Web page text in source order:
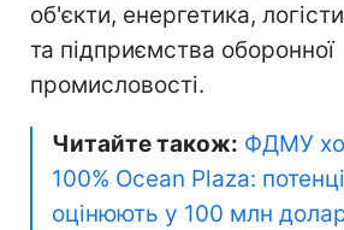
об'єкти, енергетика,
та підприємства оборонної
промисловості.
Читайте також: ФДМУ
100% Ocean Plaza:
оцінюють у 100 млн